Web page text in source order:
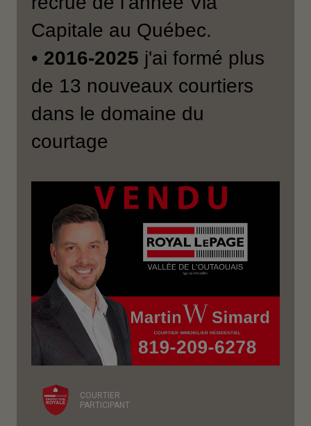
Capitale au Québec.
• 2016-2025 j'ai formé plus
de 13 nouveaux courtiers
dans le domaine du
courtage
COURTIER
PARTICIPANT